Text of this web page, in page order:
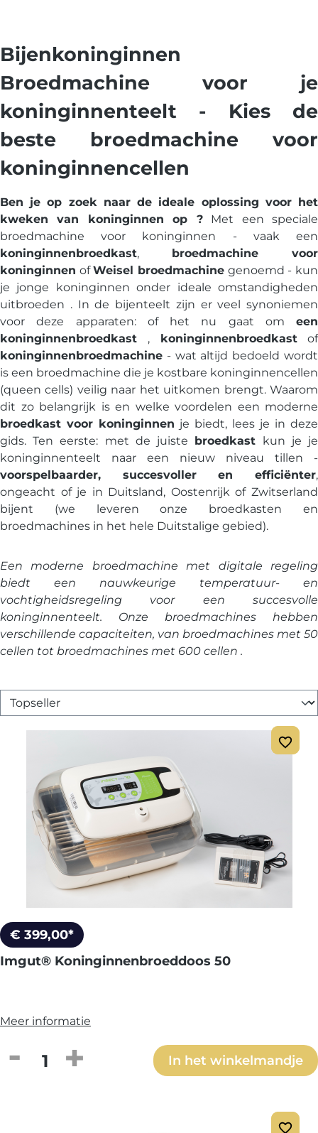
Bijenkoninginnen
Broedmachine voor je
koninginnenteelt - Kies de
beste broedmachine voor
koninginnencellen
Ben je op zoek naar de ideale oplossing voor het
kweken van koninginnen op ?Met een speciale
broedmachine voor koninginnen - vaak een
koninginnenbroedkast,
broedmachine voor
koninginnen ofWeisel broedmachine genoemd - kun
je jonge koninginnen onder ideale omstandigheden
uitbroeden . In de bijenteelt zijn er veel synoniemen
voor deze apparaten: of het nu gaat om een
koninginnenbroedkast , koninginnenbroedkastof
koninginnenbroedmachine - wat altijd bedoeld wordt
is een broedmachine die je kostbare koninginnencellen
(queen cells) veilig naar het uitkomen brengt. Waarom
dit zo belangrijk is en welke voordelen een moderne
broedkast voor koninginnen je biedt, lees je in deze
gids. Ten eerste: met de juiste broedkast kun je je
koninginnenteelt naar een nieuw niveau tillen -
voorspelbaarder, succesvoller en efficiënter,
ongeacht of je in Duitsland, Oostenrijk of Zwitserland
bijent (we leveren onze broedkasten en
broedmachines in het hele Duitstalige gebied).
Een moderne broedmachine met digitale regeling
biedt een nauwkeurige temperatuur- en
vochtigheidsregeling voor een succesvolle
koninginnenteelt. Onze broedmachines hebben
verschillende capaciteiten, van broedmachines met 50
cellen tot broedmachines met 600 cellen .
€ 399,00*
Imgut® Koninginnenbroeddoos 50
Meer informatie
Producthoeveelheid: Voer deIn het winkelmandje